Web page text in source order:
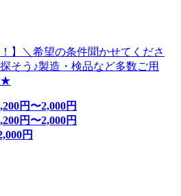
】＼希望の条件聞かせてくださ
そう♪製造・検品など多数ご用
★
円〜2,000円
円〜2,000円
円